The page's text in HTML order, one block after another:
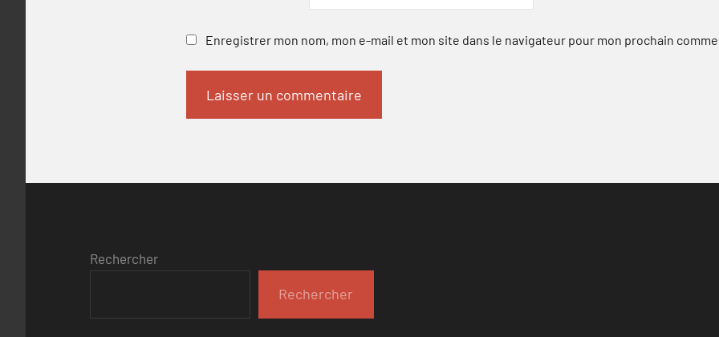
Enregistrer mon nom, mon e-mail et mon site dans le navigateur pour mon prochain
Rechercher
Rechercher